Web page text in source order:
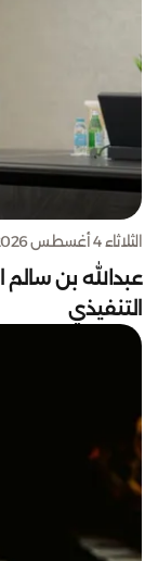
الثلاثاء 4 أغسطس 2026
عبدالله بن
التنفيذي